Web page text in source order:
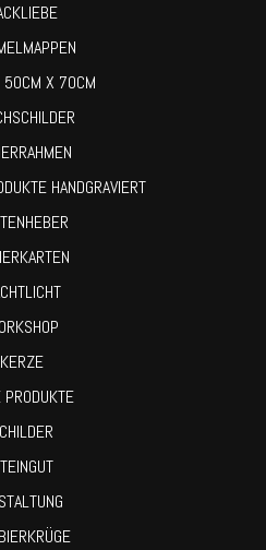
50CM X 70CM
HANDGRAVIERT
KERZE